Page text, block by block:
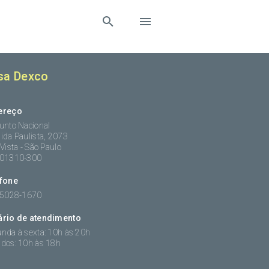
Dexco
Nacional
Paulista, 2073
- São Paulo
300
1670
de atendimento
à sexta: 10h às 20h
10h às 18h